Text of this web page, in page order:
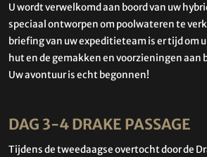
U wordt verwelkomd aan boord van uw
speciaal ontworpen om poolwateren te
briefing van uw expeditieteam is er tijd om
hut en de gemakken en voorzieningen aan
Uw avontuur is echt begonnen!
DAG 3-4 DRAKE PASSAGE
Tijdens de tweedaagse overtocht door de